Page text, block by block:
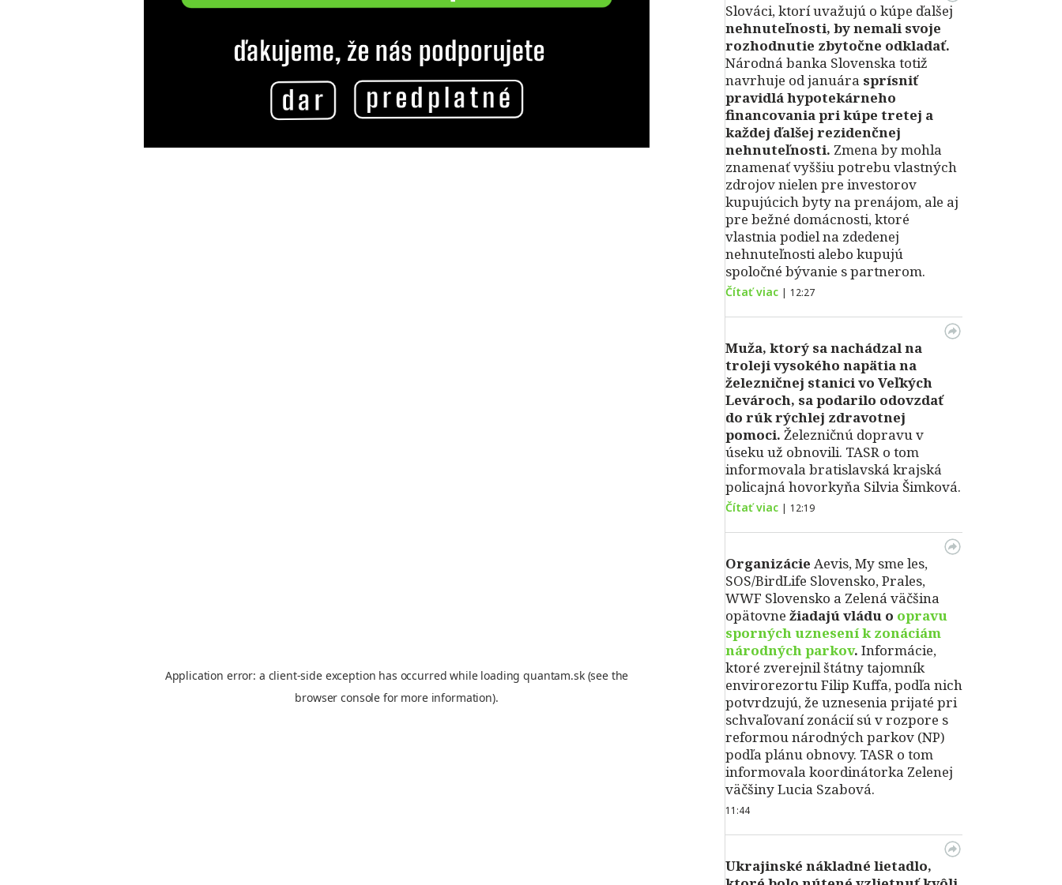
Slováci, ktorí uvažujú o kúpe ďalšej
nehnuteľnosti, by nemali svoje
rozhodnutie zbytočne odkladať.
Národná banka Slovenska totiž
navrhuje od januára sprísniť
pravidlá hypotekárneho
financovania pri kúpe tretej a
každej ďalšej rezidenčnej
nehnuteľnosti. Zmena by mohla
znamenať vyššiu potrebu vlastných
zdrojov nielen pre investorov
kupujúcich byty na prenájom, ale aj
pre bežné domácnosti, ktoré
vlastnia podiel na zdedenej
nehnuteľnosti alebo kupujú
spoločné bývanie s partnerom.
Čítať viac | 12:27
Muža, ktorý sa nachádzal na
troleji vysokého napätia na
železničnej stanici vo Veľkých
Levároch, sa podarilo odovzdať
do rúk rýchlej zdravotnej
pomoci. Železničnú dopravu v
úseku už obnovili. TASR o tom
informovala bratislavská krajská
policajná hovorkyňa Silvia Šimková.
Čítať viac | 12:19
Organizácie Aevis, My sme les,
SOS/BirdLife Slovensko, Prales,
WWF Slovensko a Zelená väčšina
opätovne žiadajú vládu o opravu
sporných uznesení k zonáciám
národných parkov. Informácie,
ktoré zverejnil štátny tajomník
envirorezortu Filip Kuffa, podľa nich
potvrdzujú, že uznesenia prijaté pri
schvaľovaní zonácií sú v rozpore s
reformou národných parkov (NP)
podľa plánu obnovy. TASR o tom
informovala koordinátorka Zelenej
väčšiny Lucia Szabová.
11:44
Ukrajinské nákladné lietadlo,